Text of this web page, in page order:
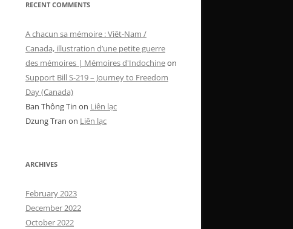
RECENT COMMENTS
A chacun sa mémoire : Viêt-Nam /
Canada, illustration d’une petite guerre
des mémoires | Mémoires d'Indochineon
Support Bill S-219 – Journey to Freedom
Day (Canada)
Ban Thông Tin on Liên lạc
Dzung Tran on Liên lạc
ARCHIVES
February 2023
December 2022
October 2022